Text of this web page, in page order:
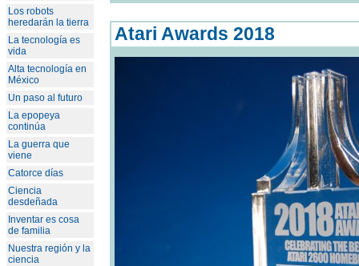
Los robots
heredarán la tierra
La tecnología es
vida
Alta tecnología en
México
Un paso al futuro
La epopeya
continúa
La guerra que
viene
Catorce días
Ciencia
desdeñada
Inventar es cosa
de familia
Nuestra región y la
ciencia
Atari Awards 2018